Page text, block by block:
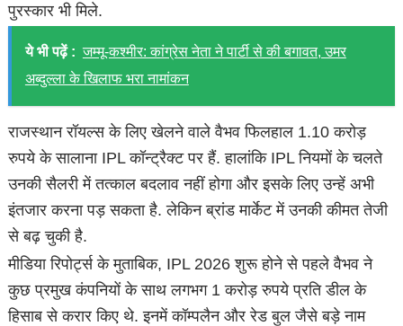
पुरस्कार भी मिले.
ये भी पढ़ें : जम्मू-कश्मीर: कांग्रेस नेता ने पार्टी से की बगावत, उमर
अब्दुल्ला के खिलाफ भरा नामांकन
राजस्थान रॉयल्स के लिए खेलने वाले वैभव फिलहाल 1.10 करोड़
रुपये के सालाना IPL कॉन्ट्रैक्ट पर हैं. हालांकि IPL नियमों के चलते
उनकी सैलरी में तत्काल बदलाव नहीं होगा और इसके लिए उन्हें अभी
इंतजार करना पड़ सकता है. लेकिन ब्रांड मार्केट में उनकी कीमत तेजी
से बढ़ चुकी है.
मीड‍िया र‍िपोर्ट्स के मुताबिक, IPL 2026 शुरू होने से पहले वैभव ने
कुछ प्रमुख कंपनियों के साथ लगभग 1 करोड़ रुपये प्रति डील के
हिसाब से करार किए थे. इनमें कॉम्पलैन और रेड बुल जैसे बड़े नाम